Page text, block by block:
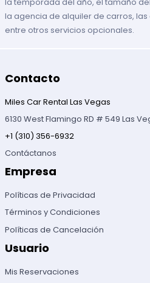
la temporada del año, el tamaño
la agencia de alquiler de carros,
entre otros servicios opcionales.
Contacto
Miles Car Rental Las Vegas
6130 West Flamingo RD # 549 Las
+1 (310) 356-6932
Contáctanos
Empresa
Políticas de Privacidad
Términos y Condiciones
Políticas de Cancelación
Usuario
Mis Reservaciones